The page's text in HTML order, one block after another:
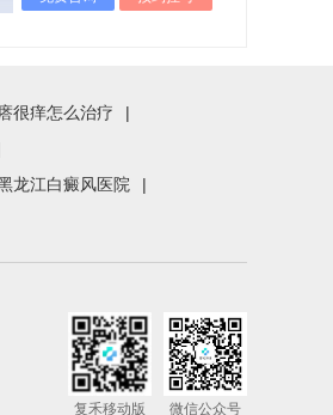
很痒怎么治疗
|
龙江白癜风医院
|
复禾移动版 微信公众号